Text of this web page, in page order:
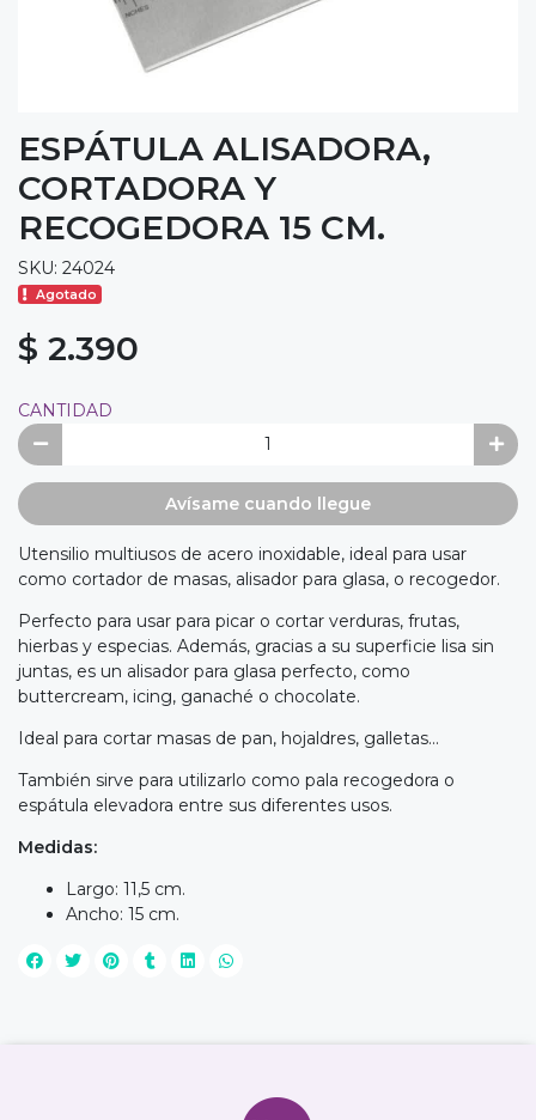
ESPÁTULA ALISADORA,
CORTADORA Y
RECOGEDORA 15 CM.
SKU: 24024
Agotado
$ 2.390
CANTIDAD
Avísame cuando llegue
Utensilio multiusos de acero inoxidable, ideal para usar
como cortador de masas, alisador para glasa, o recogedor.
Perfecto para usar para picar o cortar verduras, frutas,
hierbas y especias. Además, gracias a su superficie lisa sin
juntas, es un alisador para glasa perfecto, como
buttercream, icing, ganaché o chocolate.
Ideal para cortar masas de pan, hojaldres, galletas...
También sirve para utilizarlo como pala recogedora o
espátula elevadora entre sus diferentes usos.
Medidas:
Largo: 11,5 cm.
Ancho: 15 cm.